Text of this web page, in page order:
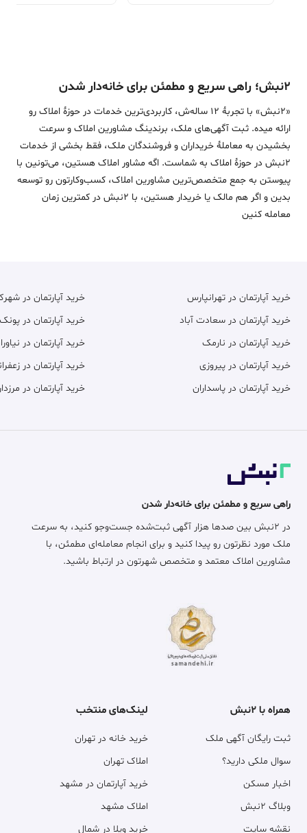
۲نبش؛ راهی سریع و مطمئن برای خانه‌دار شدن
«2نبش» با تجربۀ 12 ساله‌ش، کاربردی‌ترین خدمات در حوزۀ املاک رو
ارائه میده. ثبت آگهی‌های ملک، برندینگ مشاورین املاک و سرعت
بخشیدن به معاملۀ خریداران و فروشندگان ملک، فقط بخشی از خدمات
2نبش در حوزۀ املاک به شماست. اگه مشاور املاک هستین، می‌تونین با
پیوستن به جمع متخصص‌ترین مشاورین املاک، کسب‌وکارتون رو توسعه
بدین و اگر هم مالک یا خریدار هستین، با 2نبش در کمترین زمان
معامله‌ کنین
خرید آپارتمان در تهرانپارس
خرید آپارتمان در سعادت آباد
خرید آپارتمان در نارمک
خرید آپارتمان در پیروزی
خرید آپارتمان در پاسداران
خرید آپارتمان در
خرید آپارتمان در
خرید آپارتمان در
خرید آپارتمان در
خرید آپارتمان در
راهی سریع و مطمئن برای خانه‌دار شدن
در ۲نبش بین صدها هزار آگهی ثبت‌شده جست‌وجو کنید، به سرعت
ملک مورد نظرتون رو پیدا کنید و برای انجام معامله‌ای مطمئن، با
مشاورین املاک معتمد و متخصص شهرتون در ارتباط باشید.
همراه با ۲نبش
ثبت رایگان آگهی ملک
سوال ملکی دارید؟
اخبار مسکن
وبلاگ ۲نبش
نقشه سایت
لینک‌های منتخب
خرید خانه در تهران
املاک تهران
خرید آپارتمان در مشهد
املاک مشهد
خرید ویلا در شمال